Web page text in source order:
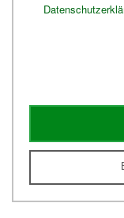
© 2026Webdesign